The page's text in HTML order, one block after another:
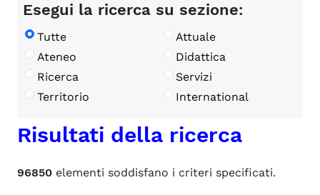
Esegui la ricerca su sezione:
Tutte
Attuale
Ateneo
Didattica
Ricerca
Servizi
Territorio
International
Risultati della ricerca
96850 elementi soddisfano i criteri specificati.